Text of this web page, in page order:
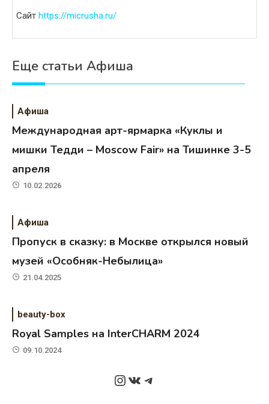
Сайт https://micrusha.ru/
Еще статьи Афиша
Афиша
Международная арт-ярмарка «Куклы и
мишки Тедди – Moscow Fair» на Тишинке 3-5
апреля
10.02.2026
Афиша
Пропуск в сказку: в Москве открылся новый
музей «Особняк-Небылица»
21.04.2025
beauty-box
Royal Samples на InterCHARM 2024
09.10.2024
Instagram
ВКонтакте
Telegram